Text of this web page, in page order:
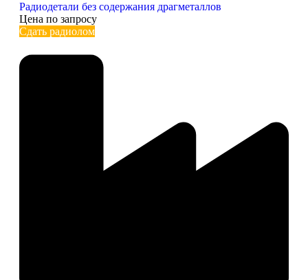
Радиодетали без содержания драгметаллов
Цена по запросу
Сдать радиолом